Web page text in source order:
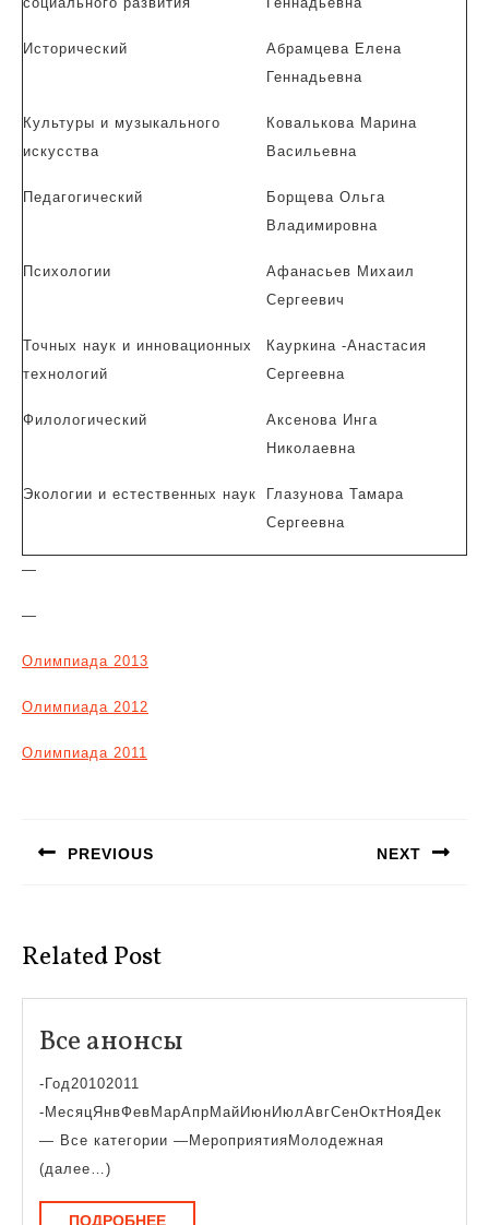
Исторический
Абрамцева Елена
Геннадьевна
Культуры и музыкального
искусства
Ковалькова Марина
Васильевна
Педагогический
Борщева Ольга
Владимировна
Психологии
Афанасьев Михаил
Сергеевич
Точных наук и инновационных
технологий
Кауркина -Анастасия
Сергеевна
Филологический
Аксенова Инга
Николаевна
Экологии и естественных наук
Глазунова Тамара
Сергеевна
—
—
Олимпиада 2013
Олимпиада 2012
Олимпиада 2011
записям
PREVIOUS NEXT
Related Post
Все анонсы
-Год20102011
-МесяцЯнвФевМарАпрМайИюнИюлАвгСенОктНояДек
— Все категории —МероприятияМолодежная
(далее…)
ПОДРОБНЕЕПОДРОБНЕЕ